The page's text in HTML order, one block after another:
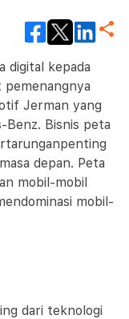
digital kepada
Jerman yang
Benz. Bisnis peta
depan. Peta
mobil-mobil
mobil-
dari teknologi